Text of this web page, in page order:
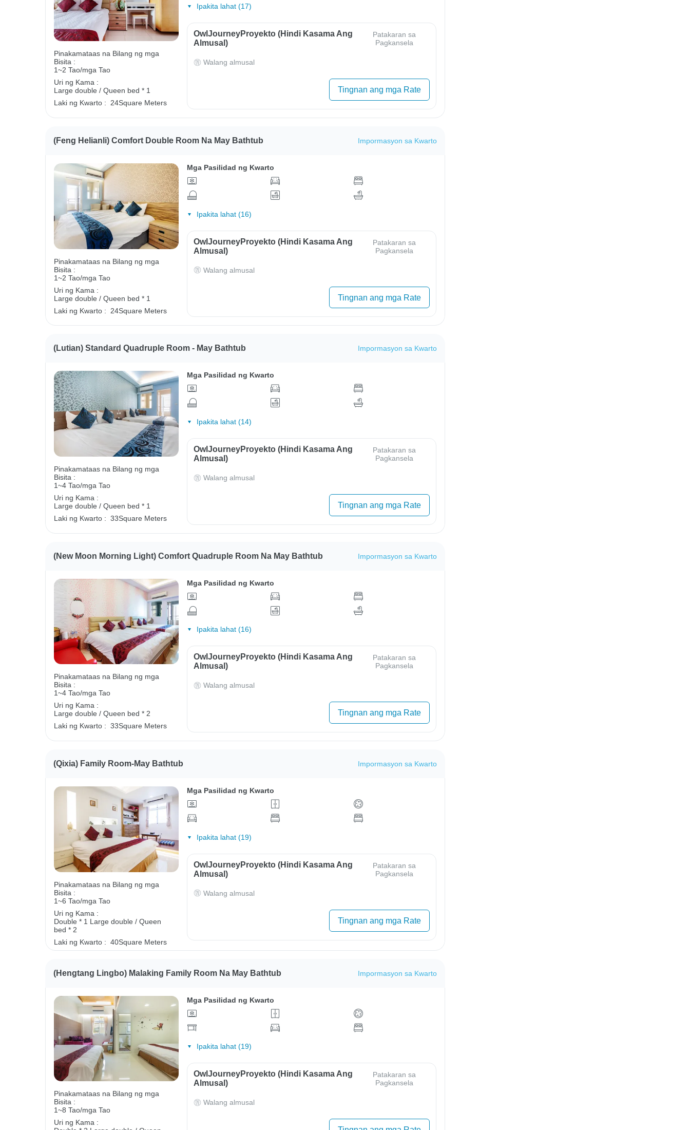
Pinakamataas na Bilang ng mga
Bisita :
1~2 Tao/mga Tao
Uri ng Kama :
Large double / Queen bed * 1
Laki ng Kwarto :
24Square Meters
Ipakita lahat (17)
OwlJourneyProyekto (Hindi Kasama Ang
Almusal)
Patakaran sa
Pagkansela
Walang almusal
Tingnan ang mga Rate
(Feng Helianli) Comfort Double Room Na May Bathtub Impormasyon sa Kwarto
Pinakamataas na Bilang ng mga
Bisita :
1~2 Tao/mga Tao
Uri ng Kama :
Large double / Queen bed * 1
Laki ng Kwarto :
24Square Meters
Mga Pasilidad ng Kwarto
Ipakita lahat (16)
OwlJourneyProyekto (Hindi Kasama Ang
Almusal)
Patakaran sa
Pagkansela
Walang almusal
Tingnan ang mga Rate
(Lutian) Standard Quadruple Room - May Bathtub Impormasyon sa Kwarto
Pinakamataas na Bilang ng mga
Bisita :
1~4 Tao/mga Tao
Uri ng Kama :
Large double / Queen bed * 1
Laki ng Kwarto : 33Square Meters
Mga Pasilidad ng Kwarto
Ipakita lahat (14)
OwlJourneyProyekto (Hindi Kasama Ang
Almusal)
Patakaran sa
Pagkansela
Walang almusal
Tingnan ang mga Rate
(New Moon Morning Light) Comfort Quadruple Room Na May Bathtub Impormasyon sa Kwarto
Pinakamataas na Bilang ng mga
Bisita :
1~4 Tao/mga Tao
Uri ng Kama :
Large double / Queen bed * 2
Laki ng Kwarto : 33Square Meters
Mga Pasilidad ng Kwarto
Ipakita lahat (16)
OwlJourneyProyekto (Hindi Kasama Ang
Almusal)
Patakaran sa
Pagkansela
Walang almusal
Tingnan ang mga Rate
(Qixia) Family Room-May Bathtub Impormasyon sa Kwarto
Pinakamataas na Bilang ng mga
Bisita :
1~6 Tao/mga Tao
Uri ng Kama :
Double * 1 Large double / Queen
bed * 2
Laki ng Kwarto : 40Square Meters
Mga Pasilidad ng Kwarto
Ipakita lahat (19)
OwlJourneyProyekto (Hindi Kasama Ang
Almusal)
Patakaran sa
Pagkansela
Walang almusal
Tingnan ang mga Rate
(Hengtang Lingbo) Malaking Family Room Na May Bathtub Impormasyon sa Kwarto
Pinakamataas na Bilang ng mga
Bisita :
1~8 Tao/mga Tao
Uri ng Kama :
Mga Pasilidad ng Kwarto
Ipakita lahat (19)
OwlJourneyProyekto (Hindi Kasama Ang
Almusal)
Patakaran sa
Pagkansela
Walang almusal